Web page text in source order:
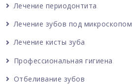
Лечение периодонтита
Лечение зубов под микроскопом
Лечение кисты зуба
Профессиональная гигиена
Отбеливание зубов